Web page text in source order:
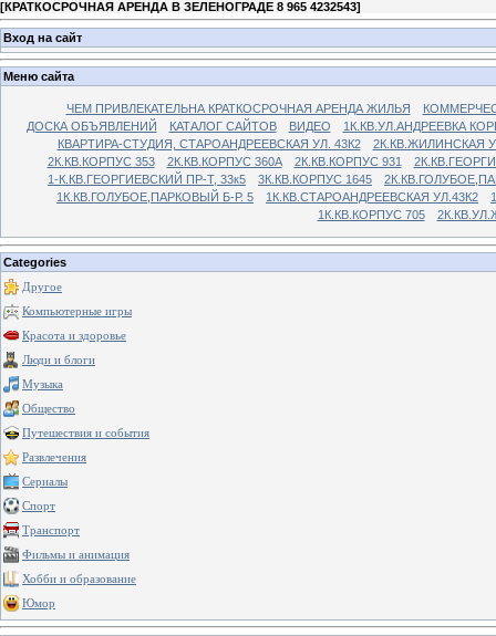
[КРАТКОСРОЧНАЯ АРЕНДА В ЗЕЛЕНОГРАДЕ 8 965 4232543]
Вход на сайт
Меню сайта
ЧЕМ ПРИВЛЕКАТЕЛЬНА КРАТКОСРОЧНАЯ АРЕНДА ЖИЛЬЯ
ДОСКА ОБЪЯВЛЕНИЙ
КАТАЛОГ САЙТОВ ВИДЕО
1К.КВ.УЛ.АНДРЕЕВКА
КВАРТИРА-СТУДИЯ, СТАРОАНДРЕЕВСКАЯ УЛ. 43К2
2К.КВ.ЖИЛИНСКАЯ
2К.КВ.КОРПУС 353
2К.КВ.КОРПУС 360А 2К.КВ.КОРПУС 931
1-К.КВ.ГЕОРГИЕВСКИЙ ПР-Т, 33к5
3К.КВ.КОРПУС 1645
1К.КВ.ГОЛУБОЕ,ПАРКОВЫЙ Б-Р. 5
1К.КВ.СТАРОАНДРЕЕВСКАЯ УЛ.43К2
1К.КВ.КОРПУС 705
Categories
Другое
Компьютерные игры
Красота и здоровье
Люди и блоги
Музыка
Общество
Путешествия и события
Развлечения
Сериалы
Спорт
Транспорт
Фильмы и анимация
Хобби и образование
Юмор